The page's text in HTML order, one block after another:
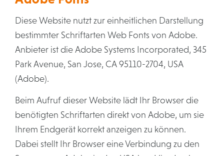
Diese Website nutzt zur einheitlichen Darstellung
bestimmter Schriftarten Web Fonts von Adobe.
Anbieter ist die Adobe Systems Incorporated, 345
Park Avenue, San Jose, CA 95110-2704, USA
(Adobe).
Beim Aufruf dieser Website lädt Ihr Browser die
benötigten Schriftarten direkt von Adobe, um sie
Ihrem Endgerät korrekt anzeigen zu können.
Dabei stellt Ihr Browser eine Verbindung zu den